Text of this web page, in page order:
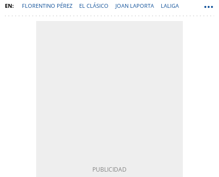
FLORENTINO PÉREZ EL CLÁSICO JOAN LAPORTA LALIGA